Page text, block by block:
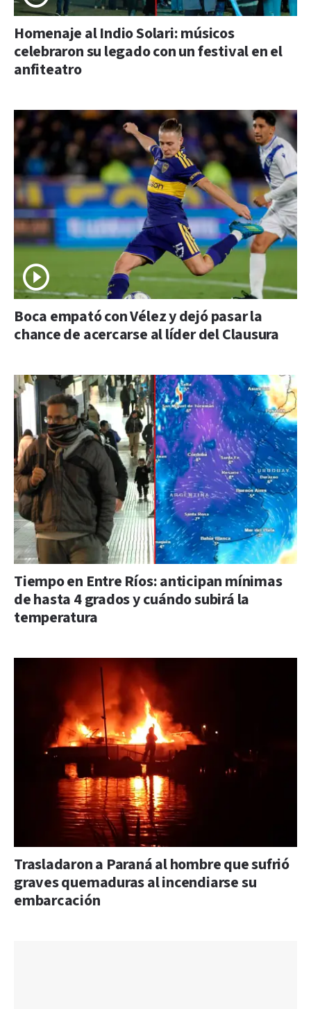
Homenaje al Indio Solari: músicos
celebraron su legado con un festival en el
anfiteatro
Boca empató con Vélez y dejó pasar la
chance de acercarse al líder del Clausura
Tiempo en Entre Ríos: anticipan mínimas
de hasta 4 grados y cuándo subirá la
temperatura
Trasladaron a Paraná al hombre que sufrió
graves quemaduras al incendiarse su
embarcación